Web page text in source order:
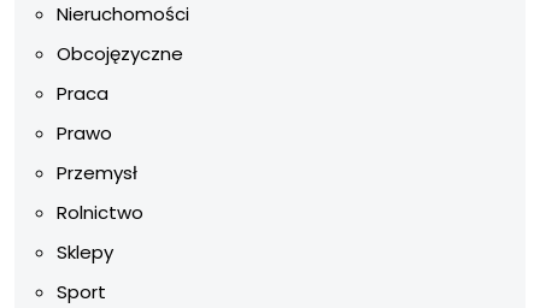
Nieruchomości
Obcojęzyczne
Praca
Prawo
Przemysł
Rolnictwo
Sklepy
Sport